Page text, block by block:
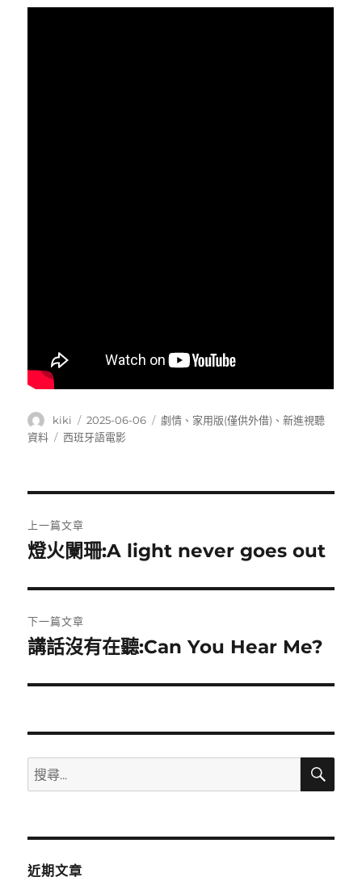
作
者
kiki
發
佈
2025-06-06
分
劇情 、 家用版(僅供外借) 、新進視聽
資料
標
西班牙語電影
章
覽
上一篇文章
上
篇
文
章:
燈火闌珊:A light never goes out
下一篇文章
下
篇
章:
講話沒有在聽:Can You Hear Me?
搜
尋
鍵
搜
近期文章